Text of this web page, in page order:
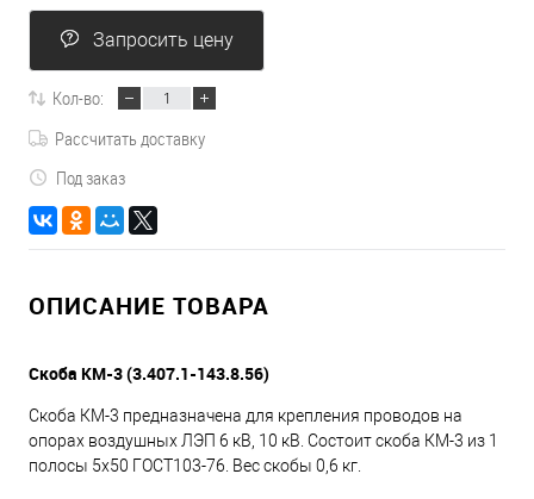
Запросить цену
Кол-во:
Рассчитать доставку
Под заказ
ОПИСАНИЕ ТОВАРА
Скоба КМ-3 (3.407.1-143.8.56)
Скоба КМ-3 предназначена для крепления проводов на
опорах воздушных ЛЭП 6 кВ, 10 кВ. Состоит cкоба КМ-3 из 1
полосы 5х50 ГОСТ103-76. Вес скобы 0,6 кг.